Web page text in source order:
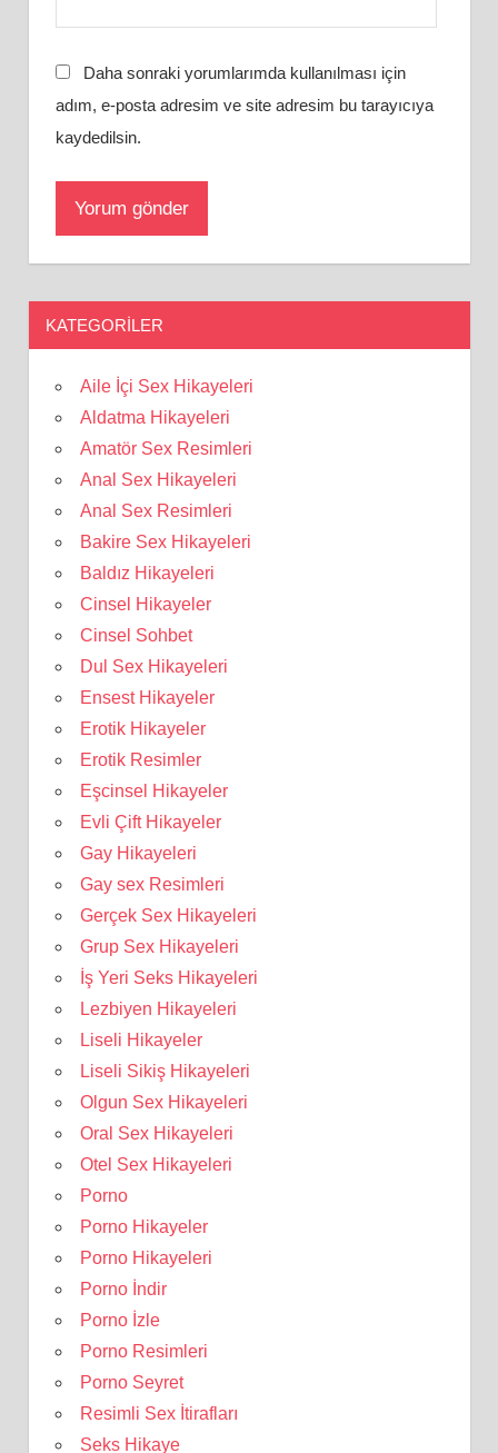
Daha sonraki yorumlarımda kullanılması için
adım, e-posta adresim ve site adresim bu tarayıcıya
kaydedilsin.
KATEGORILER
Aile İçi Sex Hikayeleri
Aldatma Hikayeleri
Amatör Sex Resimleri
Anal Sex Hikayeleri
Anal Sex Resimleri
Bakire Sex Hikayeleri
Baldız Hikayeleri
Cinsel Hikayeler
Cinsel Sohbet
Dul Sex Hikayeleri
Ensest Hikayeler
Erotik Hikayeler
Erotik Resimler
Eşcinsel Hikayeler
Evli Çift Hikayeler
Gay Hikayeleri
Gay sex Resimleri
Gerçek Sex Hikayeleri
Grup Sex Hikayeleri
İş Yeri Seks Hikayeleri
Lezbiyen Hikayeleri
Liseli Hikayeler
Liseli Sikiş Hikayeleri
Olgun Sex Hikayeleri
Oral Sex Hikayeleri
Otel Sex Hikayeleri
Porno
Porno Hikayeler
Porno Hikayeleri
Porno İndir
Porno İzle
Porno Resimleri
Porno Seyret
Resimli Sex İtirafları
Seks Hikaye